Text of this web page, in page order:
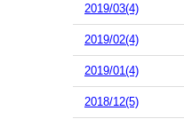
2019/03(4)
2019/02(4)
2019/01(4)
2018/12(5)